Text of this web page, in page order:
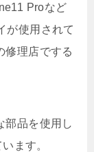
Proなど
が使用されて
修理店でする
品を使用し
ます。